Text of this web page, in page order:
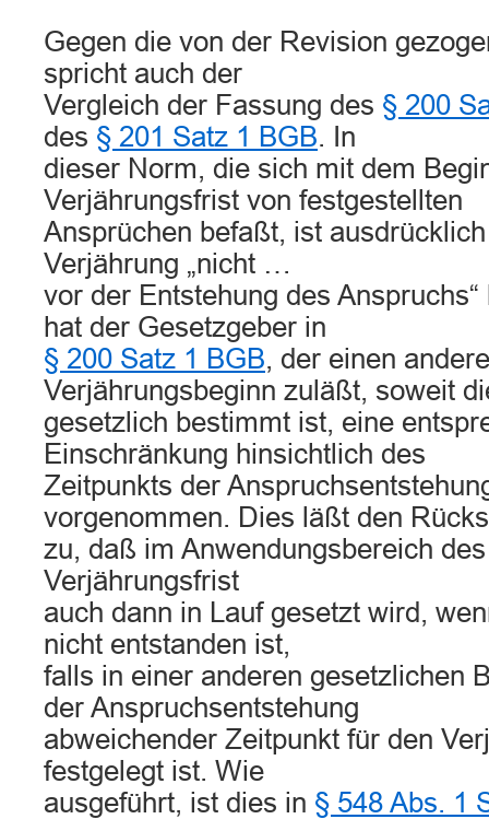
Gegen die von der Revision
spricht auch der
Vergleich der Fassung des § 200
des § 201 Satz 1 BGB. In
dieser Norm, die sich mit dem
Verjährungsfrist von festgestellten
Ansprüchen befaßt, ist
Verjährung „nicht …
vor der Entstehung des
hat der Gesetzgeber in
§ 200 Satz 1 BGB, der einen
Verjährungsbeginn zuläßt, soweit
gesetzlich bestimmt ist, eine
Einschränkung hinsichtlich des
Zeitpunkts der
vorgenommen. Dies läßt den
zu, daß im Anwendungsbereich
Verjährungsfrist
auch dann in Lauf gesetzt wird,
nicht entstanden ist,
falls in einer anderen gesetzlichen
der Anspruchsentstehung
abweichender Zeitpunkt für den
festgelegt ist. Wie
ausgeführt, ist dies in § 548 Abs. 1